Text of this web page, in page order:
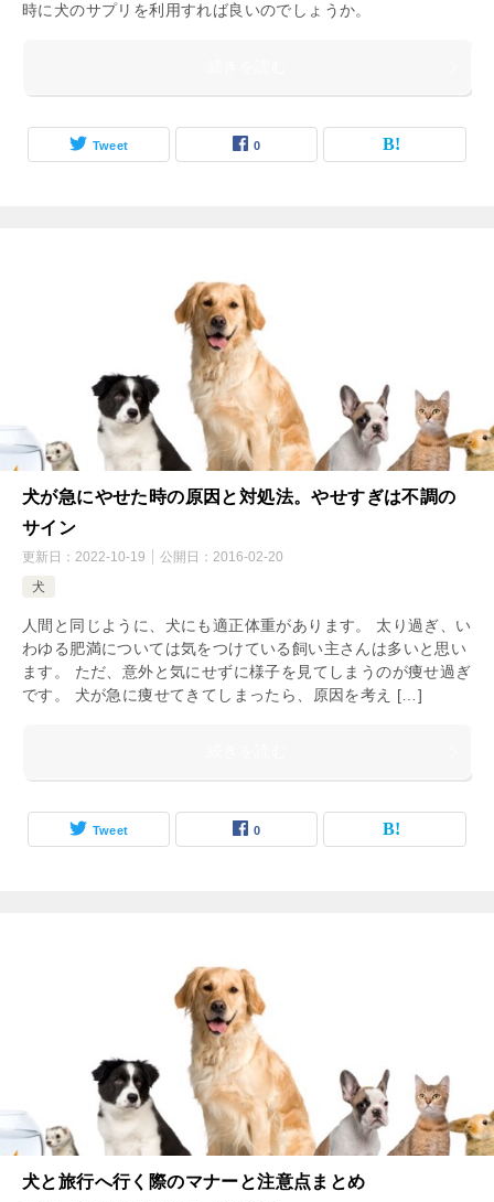
時に犬のサプリを利用すれば良いのでしょうか。
Tweet 0
犬が急にやせた時の原因と対処法。やせすぎは不調の
サイン
更新日： 2022-10-19 公開日： 2016-02-20
犬
人間と同じように、犬にも適正体重があります。 太り過ぎ、い
わゆる肥満については気をつけている飼い主さんは多いと思い
ます。 ただ、意外と気にせずに様子を見てしまうのが痩せ過ぎ
です。 犬が急に痩せてきてしまったら、原因を考え […]
Tweet 0
犬と旅行へ行く際のマナーと注意点まとめ